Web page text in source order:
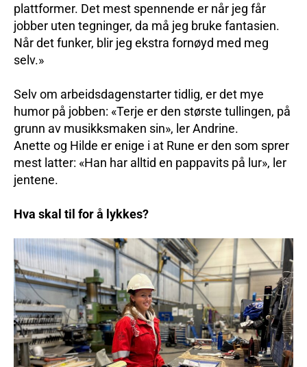
plattformer. Det mest spennende er når jeg får
jobber uten tegninger, da må jeg bruke fantasien.
Når det funker, blir jeg ekstra fornøyd med meg
selv.»
Selv om arbeidsdagenstarter tidlig, er det mye
humor på jobben: «Terje er den største tullingen, på
grunn av musikksmaken sin», ler Andrine.
Anette og Hilde er enige i at Rune er den som sprer
mest latter: «Han har alltid en pappavits på lur», ler
jentene.
Hva skal til for å lykkes?